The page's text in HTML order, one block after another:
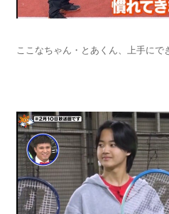
ここなちゃん・とあくん、上手にで